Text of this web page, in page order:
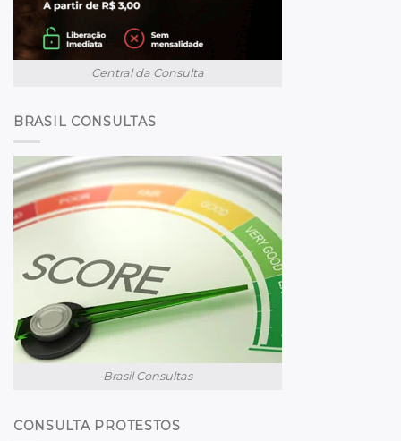
Central da Consulta
BRASIL CONSULTAS
Brasil Consultas
CONSULTA PROTESTOS